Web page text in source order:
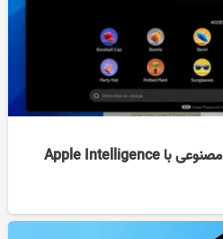
بازگشت اپل به میدان هوش مصنوعی با Apple Intelligence